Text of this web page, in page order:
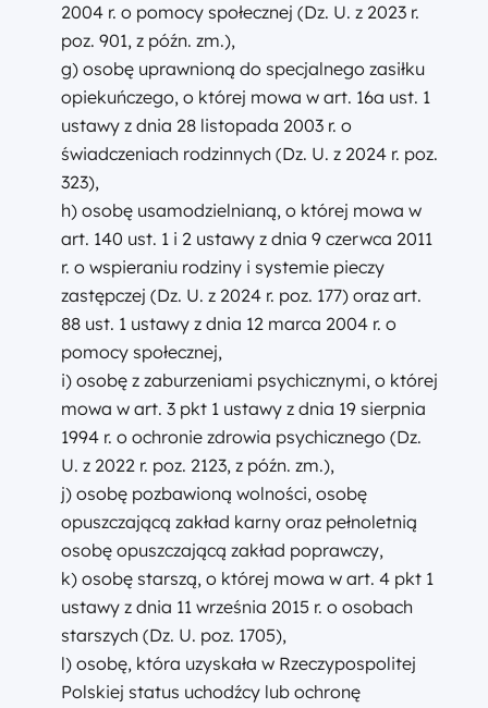
2004 r. o pomocy społecznej (Dz. U. z 2023 r.
poz. 901, z późn. zm.),
g) osobę uprawnioną do specjalnego zasiłku
opiekuńczego, o której mowa w art. 16a ust. 1
ustawy z dnia 28 listopada 2003 r. o
świadczeniach rodzinnych (Dz. U. z 2024 r. poz.
323),
h) osobę usamodzielnianą, o której mowa w
art. 140 ust. 1 i 2 ustawy z dnia 9 czerwca 2011
r. o wspieraniu rodziny i systemie pieczy
zastępczej (Dz. U. z 2024 r. poz. 177) oraz art.
88 ust. 1 ustawy z dnia 12 marca 2004 r. o
pomocy społecznej,
i) osobę z zaburzeniami psychicznymi, o której
mowa w art. 3 pkt 1 ustawy z dnia 19 sierpnia
1994 r. o ochronie zdrowia psychicznego (Dz.
U. z 2022 r. poz. 2123, z późn. zm.),
j) osobę pozbawioną wolności, osobę
opuszczającą zakład karny oraz pełnoletnią
osobę opuszczającą zakład poprawczy,
k) osobę starszą, o której mowa w art. 4 pkt 1
ustawy z dnia 11 września 2015 r. o osobach
starszych (Dz. U. poz. 1705),
l) osobę, która uzyskała w Rzeczypospolitej
Polskiej status uchodźcy lub ochronę